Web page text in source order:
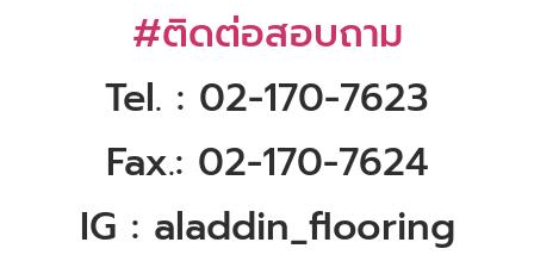
#ติดต่อสอบถาม
Tel. : 02-170-7623
Fax.: 02-170-7624
IG : aladdin_flooring